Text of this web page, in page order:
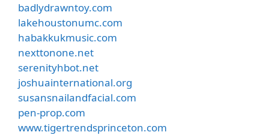
badlydrawntoy.com
lakehoustonumc.com
habakkukmusic.com
nexttonone.net
serenityhbot.net
joshuainternational.org
susansnailandfacial.com
pen-prop.com
www.tigertrendsprinceton.com